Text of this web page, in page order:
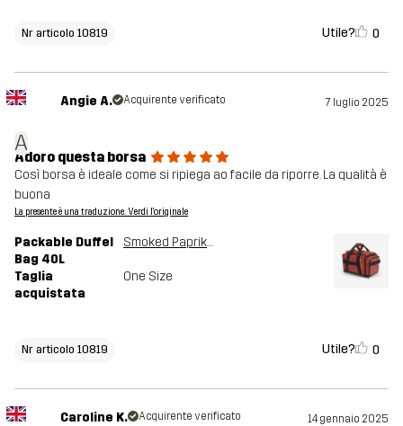
Nr articolo 10819 Utile? 0
A
Angie A. Acquirente verificato 7 luglio 2025
Adoro questa borsa
Così borsa è ideale come si ripiega ao facile da riporre. La qualità è
buona
La presente è una traduzione. Verdi l'originale
Packable Duffel
Bag 40L
Smoked Paprika
Taglia
acquistata
One Size
Nr articolo 10819 Utile? 0
Caroline K. Acquirente verificato 14 gennaio 2025